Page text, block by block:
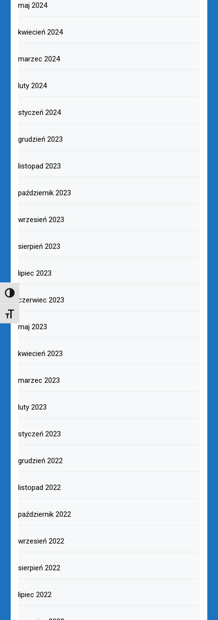
TOGGLE HIGH CONTRAST
TOGGLE FONT SIZE
maj 2024
kwiecień 2024
marzec 2024
luty 2024
styczeń 2024
grudzień 2023
listopad 2023
październik 2023
wrzesień 2023
sierpień 2023
lipiec 2023
czerwiec 2023
maj 2023
kwiecień 2023
marzec 2023
luty 2023
styczeń 2023
grudzień 2022
listopad 2022
październik 2022
wrzesień 2022
sierpień 2022
lipiec 2022